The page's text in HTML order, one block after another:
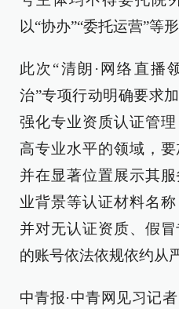
以“协办”“委托运营”等
此次“清朗·网络直播
治”专项行动明确要求
强化专业资质认证管
高专业水平的领域，
并在显著位置展示其
业背景等认证材料名
并对无认证资质、假
的账号依法依规依约从
中青报·中青网见习记